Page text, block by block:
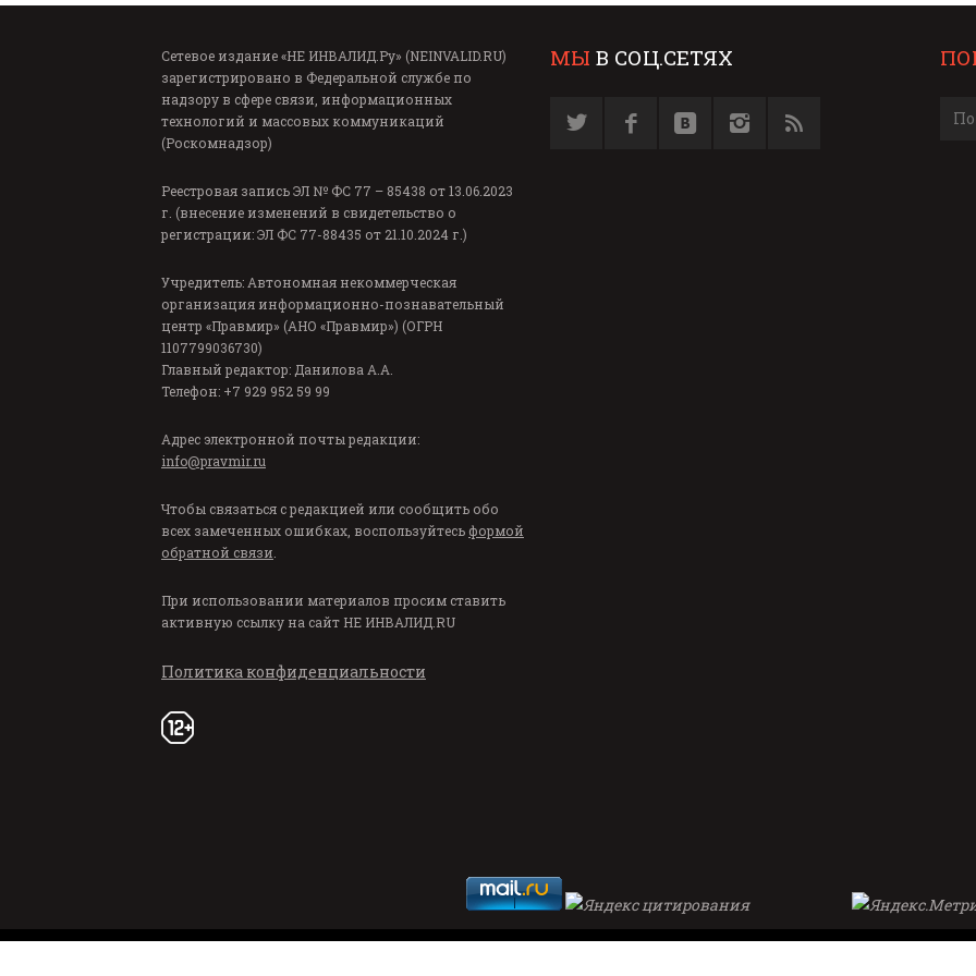
Сетевое издание «НЕ ИНВАЛИД.Ру» (NEINVALID.RU)
зарегистрировано в Федеральной службе по
надзору в сфере связи, информационных
технологий и массовых коммуникаций
(Роскомнадзор)
Реестровая запись ЭЛ № ФС 77 – 85438 от 13.06.2023
г. (внесение изменений в свидетельство о
регистрации: ЭЛ ФС 77-88435 от 21.10.2024 г.)
Учредитель: Автономная некоммерческая
организация информационно-познавательный
центр «Правмир» (АНО «Правмир») (ОГРН
1107799036730)
Главный редактор: Данилова А.А.
Телефон: +7 929 952 59 99
Адрес электронной почты редакции:
info@pravmir.ru
Чтобы связаться с редакцией или сообщить обо
всех замеченных ошибках, воспользуйтесь формой
обратной связи
При использовании материалов просим ставить
активную ссылку на сайт НЕ ИНВАЛИД.RU
Политика конфиденциальности
МЫ В СОЦ.СЕТЯХ